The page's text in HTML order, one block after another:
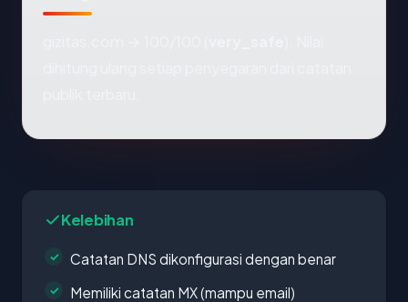
Kelebihan
Catatan DNS dikonfigurasi dengan benar
Memiliki catatan MX (mampu email)